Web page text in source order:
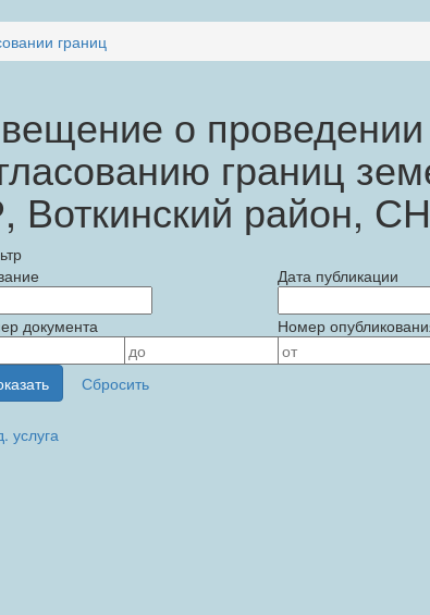
границ
о
границ
Воткинский район,
Дата публикации
документа Номер
услуга